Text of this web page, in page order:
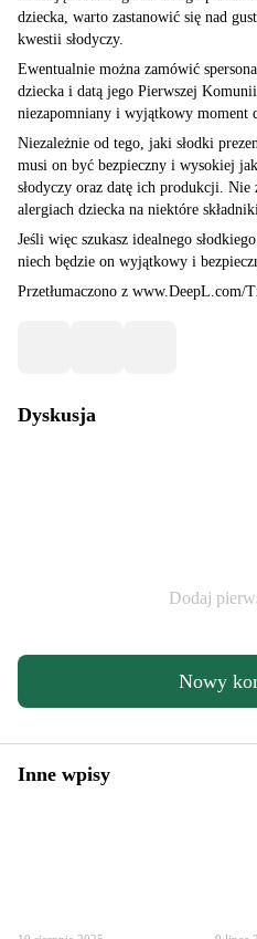
dziecka, warto zastanowić się nad
kwestii słodyczy.
Ewentualnie można zamówić
dziecka i datą jego Pierwszej
niezapomniany i wyjątkowy moment
Niezależnie od tego, jaki słodki
musi on być bezpieczny i wysokiej
słodyczy oraz datę ich produkcji. Nie
alergiach dziecka na niektóre
Jeśli więc szukasz idealnego
niech będzie on wyjątkowy i
Przetłumaczono z www.DeepL.com/
Dyskusja
Dodaj
Nowy
Inne wpisy